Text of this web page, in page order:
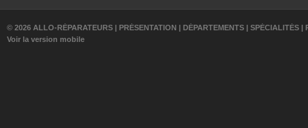
© 2026 ALLO-RÉPARATEURS | PRÉSENTATION | DÉPARTEMENTS | SPÉCIALITÉS |
Voir la version mobile